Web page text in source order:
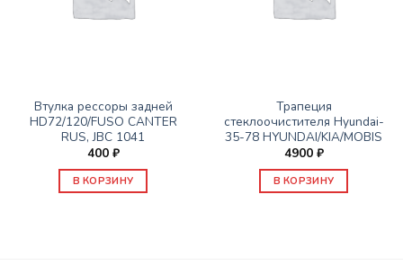
Втулка рессоры задней
HD72/120/FUSO CANTER
RUS, JBC 1041
400 ₽
В КОРЗИНУ
Трапеция
стеклоочистителя Hyundai-
35-78 HYUNDAI/KIA/MOBIS
4900 ₽
В КОРЗИНУ